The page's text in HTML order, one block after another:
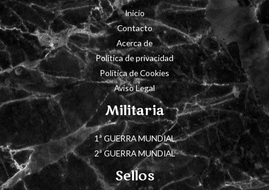
Inicio
Contacto
Acerca de
Política de privacidad
Política de Cookies
Aviso Legal
Militaria
1ª GUERRA MUNDIAL
2ª GUERRA MUNDIAL
Sellos